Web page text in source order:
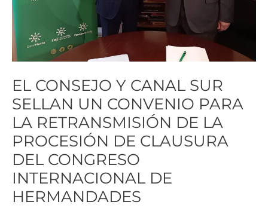
EL CONSEJO Y CANAL SUR
SELLAN UN CONVENIO PARA
LA RETRANSMISIÓN DE LA
PROCESIÓN DE CLAUSURA
DEL CONGRESO
INTERNACIONAL DE
HERMANDADES
CONVENIO
PARA
LA
RETRANSMISIÓN
LA
PROCESIÓN
DE
CLAUSURA
DEL
CONGRESO
INTERNACIONAL
DE